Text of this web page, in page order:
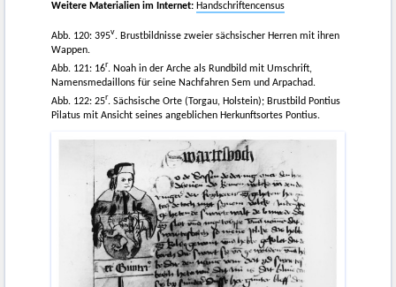
Weitere Materialien im Internet: Handschriftencensus
Abb. 120: 395v. Brustbildnisse zweier sächsischer Herren mit ihren
Wappen.
Abb. 121: 16r. Noah in der Arche als Rundbild mit Umschrift,
Namensmedaillons für seine Nachfahren Sem und Arpachad.
Abb. 122: 25r. Sächsische Orte (Torgau, Holstein); Brustbild Pontius
Pilatus mit Ansicht seines angeblichen Herkunftsortes Pontius.